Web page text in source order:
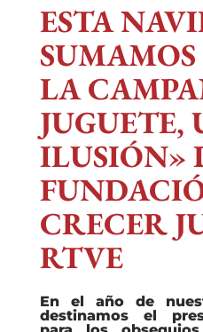
ESTA
LA
JUGUETE,
ILUSIÓN»
CRECER
RTVE
En el año de
destinamosel